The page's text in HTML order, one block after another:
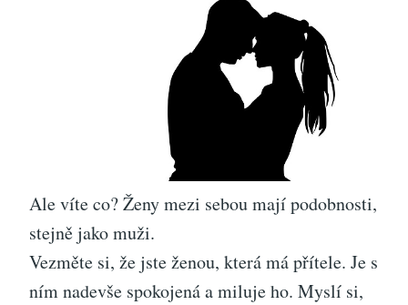
Ale víte co? Ženy mezi sebou mají podobnosti,
stejně jako muži.
Vezměte si, že jste ženou, která má přítele. Je s
ním nadevše spokojená a miluje ho. Myslí si,